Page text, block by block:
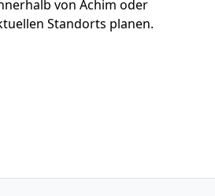
von Achim oder
Standorts planen.